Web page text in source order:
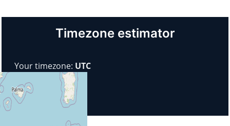
Timezone estimator
Your timezone: UTC